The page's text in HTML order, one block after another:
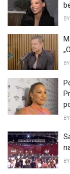
BY
BY
BY
BY